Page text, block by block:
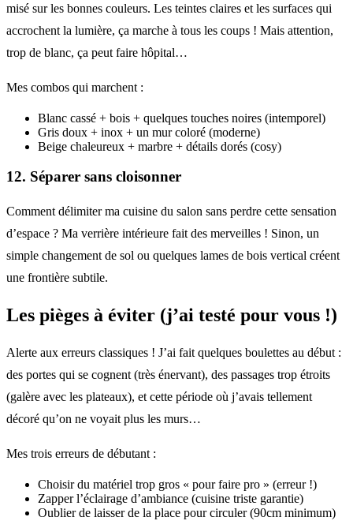
misé sur les bonnes couleurs. Les teintes claires et les surfaces qui
accrochent la lumière, ça marche à tous les coups ! Mais attention,
trop de blanc, ça peut faire hôpital…
Mes combos qui marchent :
Blanc cassé + bois + quelques touches noires (intemporel)
Gris doux + inox + un mur coloré (moderne)
Beige chaleureux + marbre + détails dorés (cosy)
12. Séparer sans cloisonner
Comment délimiter ma cuisine du salon sans perdre cette sensation
d’espace ? Ma verrière intérieure fait des merveilles ! Sinon, un
simple changement de sol ou quelques lames de bois vertical créent
une frontière subtile.
Les pièges à éviter (j’ai testé pour vous !)
Alerte aux erreurs classiques ! J’ai fait quelques boulettes au début :
des portes qui se cognent (très énervant), des passages trop étroits
(galère avec les plateaux), et cette période où j’avais tellement
décoré qu’on ne voyait plus les murs…
Mes trois erreurs de débutant :
Choisir du matériel trop gros « pour faire pro » (erreur !)
Zapper l’éclairage d’ambiance (cuisine triste garantie)
Oublier de laisser de la place pour circuler (90cm minimum)